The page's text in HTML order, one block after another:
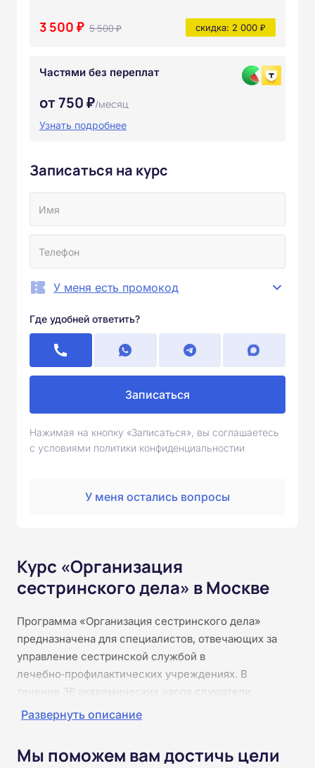
3 500 ₽ 5 500 ₽ скидка: 2 000 ₽
Частями без переплат
от 750 ₽/месяц
Узнать подробнее
Записаться на курс
У меня есть промокод
Где удобней ответить?
Записаться
Нажимая на кнопку «Записаться», вы соглашаетесь
с условиями политики конфиденциальностии
У меня остались вопросы
Курс «Организация
сестринского дела» в Москве
Программа «Организация сестринского дела»
предназначена для специалистов, отвечающих за
управление сестринской службой в
лечебно‑профилактических учреждениях. В
течение 36 академических часов слушатели
познакомятся с нормативной базой и стандартами
качества оказания услуг, организации работы
Развернуть описание
Мы поможем вам достичь цели